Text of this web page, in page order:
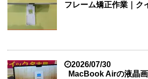
フレーム矯正作業｜ク
2026/07/30
MacBook Airの液晶